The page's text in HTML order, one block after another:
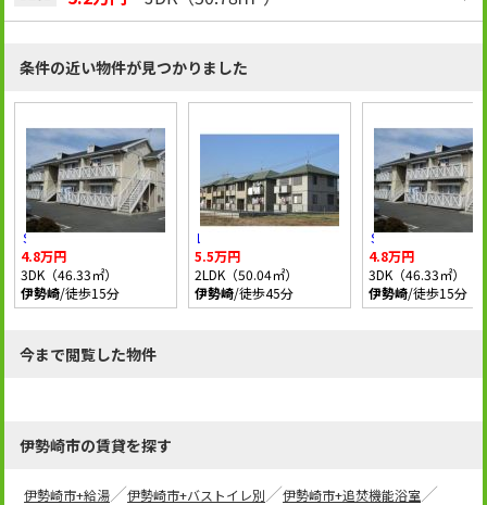
条件の近い物件が見つかりました
ＳＤ宗高
4.8万円
3DK（46.33㎡）
伊勢崎/徒歩15分
レジデンスみなみ
5.5万円
2LDK（50.04㎡）
伊勢崎/徒歩45分
ＳＤ宗高
4.8万円
3DK（46.33㎡）
伊勢崎/徒歩15分
今まで閲覧した物件
伊勢崎市の賃貸を探す
伊勢崎市+給湯 伊勢崎市+バストイレ別
伊勢崎市+追焚機能浴室